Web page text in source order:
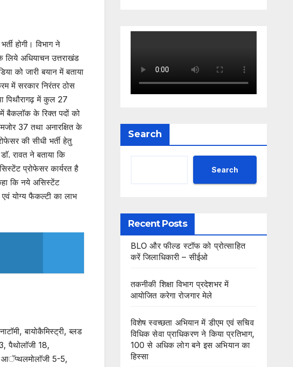
होगी। विभाग ने
लिये अधियाचन उत्तराखंड
को जारी बयान में बताया
में सरकार निरंतर ठोस
पिथौरागढ़ में कुल 27
में बैकलाॅक के रिक्त पदों को
37 तथा अनारक्षित के
की सीधी भर्ती हेतु
रावत ने बताया कि
प्रोफेसर कार्यरत है
कि नये असिस्टेंट
योग्य फैकल्टी का लाभ
बायोकैमिस्ट्री, ब्लड
पैथोलाॅजी 18,
व आॅप्थलमोलाॅजी 5-5,
Search
Search
Recent Posts
BLO और फील्ड स्टॉफ को प्रोत्साहित
करें जिलाधिकारी – सीईओ
तकनीकी शिक्षा विभाग प्रदेशभर में
आयोजित करेगा रोजगार मेले
विशेष स्वच्छता अभियान में डीएम एवं सचिव
विधिक सेवा प्राधिकरण ने किया प्रतिभाग,
100 से अधिक लोग बने इस अभियान का
हिस्सा